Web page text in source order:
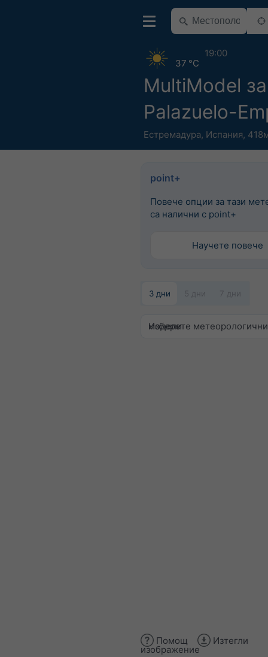
MultiModel за
Palazuelo-
Естремадура, Испания,
37 °C
19:00
point+
Повече опции за тази
са налични с point+
Научете повече
3 дни 5 дни 7 дни
Изберете метеорологични модели
Помощ Изтегли
изображение